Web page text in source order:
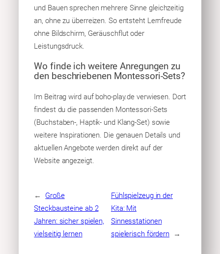
und Bauen sprechen mehrere Sinne gleichzeitig
an, ohne zu überreizen. So entsteht Lernfreude
ohne Bildschirm, Geräuschflut oder
Leistungsdruck.
Wo finde ich weitere Anregungen zu
den beschriebenen Montessori-Sets?
Im Beitrag wird auf boho-play.de verwiesen. Dort
findest du die passenden Montessori-Sets
(Buchstaben-, Haptik- und Klang-Set) sowie
weitere Inspirationen. Die genauen Details und
aktuellen Angebote werden direkt auf der
Website angezeigt.
←
Große
Steckbausteine ab 2
Jahren: sicher spielen,
vielseitig lernen
Fühlspielzeug in der
Kita: Mit
Sinnesstationen
spielerisch fördern
→